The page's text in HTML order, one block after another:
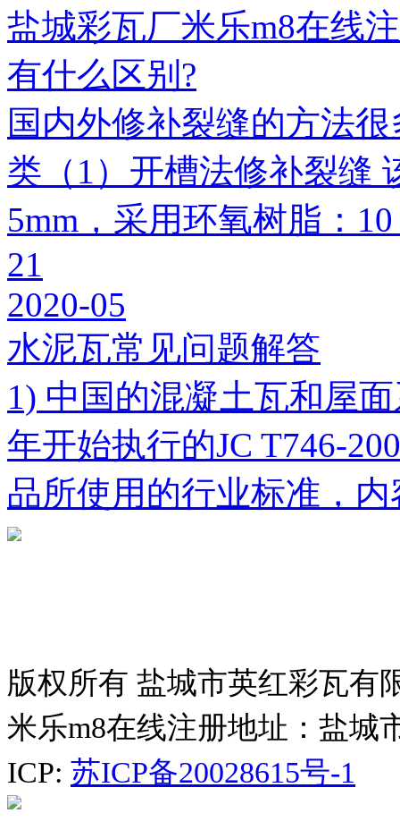
盐城彩瓦厂米乐m8在线
有什么区别?
国内外修补裂缝的方法
类（1）开槽法修补裂缝
5mm，采用环氧树脂：
21
2020-05
水泥瓦常见问题解答
1) 中国的混凝土瓦和屋
年开始执行的JC T746-
品所使用的行业标准，内
版权所有 盐城市英红彩瓦有
米乐m8在线注册地址：盐城
ICP: 苏ICP备20028615号-1